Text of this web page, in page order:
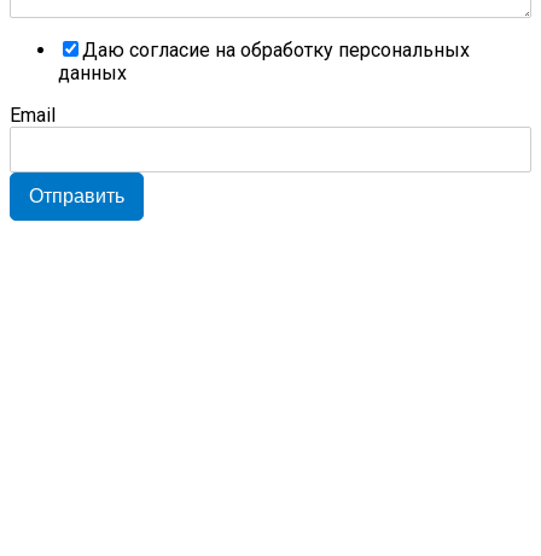
Даю согласие на обработку персональных
данных
Email
Отправить